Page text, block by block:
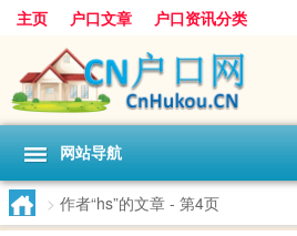
主页 户口文章 户口资讯分类
网站导航
> 作者“hs”的文章 - 第4页